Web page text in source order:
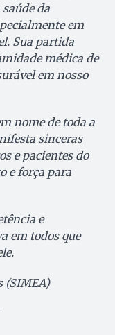
da
em
Sua partida
médica de
em nosso
nome de toda a
sinceras
e pacientes do
e força para
e
em todos que
(SIMEA)